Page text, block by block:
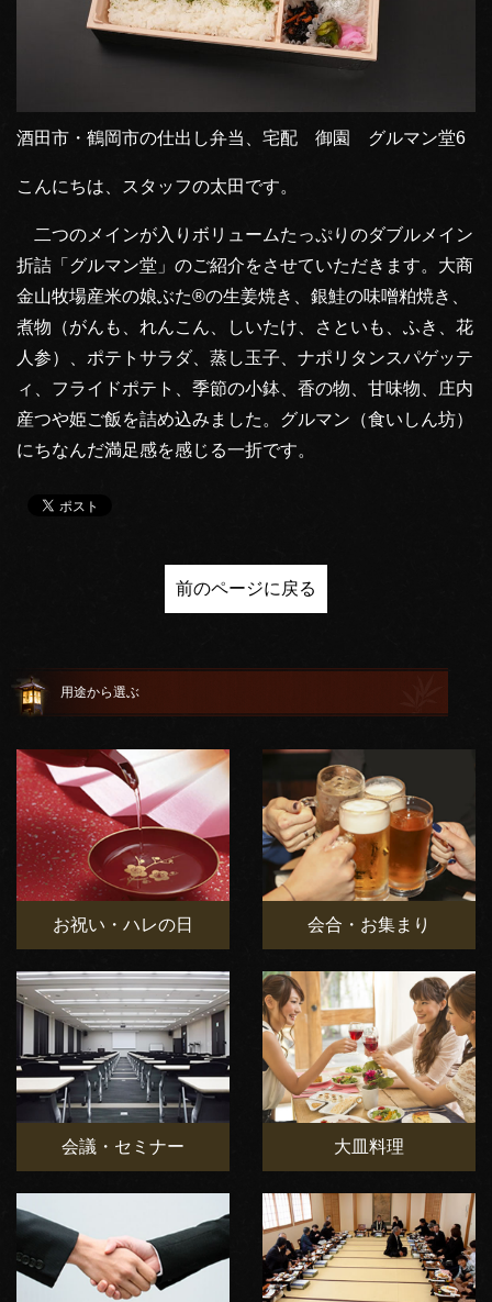
酒田市・鶴岡市の仕出し弁当、宅配 御園 グルマン堂6
こんにちは、スタッフの太田です。
二つのメインが入りボリュームたっぷりのダブルメイン
折詰「グルマン堂」のご紹介をさせていただきます。大商
金山牧場産米の娘ぶた®の生姜焼き、銀鮭の味噌粕焼き、
煮物（がんも、れんこん、しいたけ、さといも、ふき、花
人参）、ポテトサラダ、蒸し玉子、ナポリタンスパゲッテ
ィ、フライドポテト、季節の小鉢、香の物、甘味物、庄内
産つや姫ご飯を詰め込みました。グルマン（食いしん坊）
にちなんだ満足感を感じる一折です。
前のページに戻る
用途から選ぶ
お祝い・ハレの日 会合・お集まり
会議・セミナー 大皿料理